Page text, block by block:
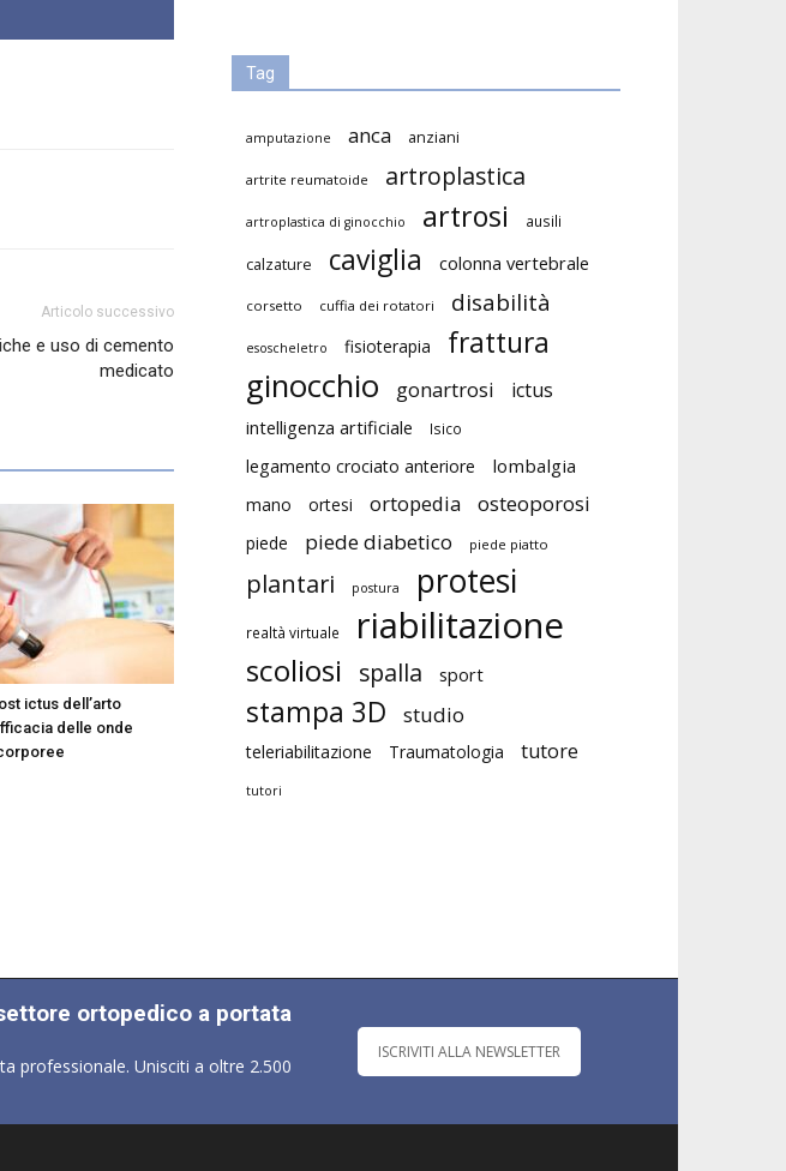
Articolo successivo
e uso di cemento
medicato
ictus dell’arto
delle onde
Tag
amputazione anca anziani
artrite reumatoide artroplastica
artroplastica di ginocchio artrosi ausili
calzature caviglia colonna vertebrale
corsetto cuffia dei rotatori disabilità
esoscheletro fisioterapia frattura
ginocchio gonartrosi ictus
intelligenza artificiale Isico
legamento crociato anteriore lombalgia
mano ortesi ortopedia osteoporosi
piede piede diabetico piede piatto
plantari postura protesi
realtà virtuale riabilitazione
scoliosi spalla sport
stampa 3D studio
teleriabilitazione Traumatologia tutore
tutori
ortopedico a portata
professionale. Unisciti a oltre 2.500
ISCRIVITI ALLA NEWSLETTER